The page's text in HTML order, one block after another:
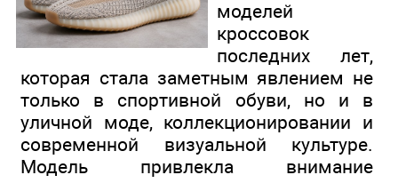
моделей
кроссовок
последних лет,
которая стала заметным явлением не
только в спортивной обуви, но и в
уличной моде, коллекционировании и
современной визуальной культуре.
Модель привлекла внимание